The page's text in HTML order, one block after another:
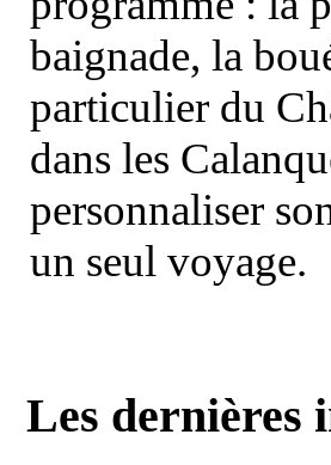
baignade, la
particulier du
dans les
personnaliser
un seul voyage.
Les dernières